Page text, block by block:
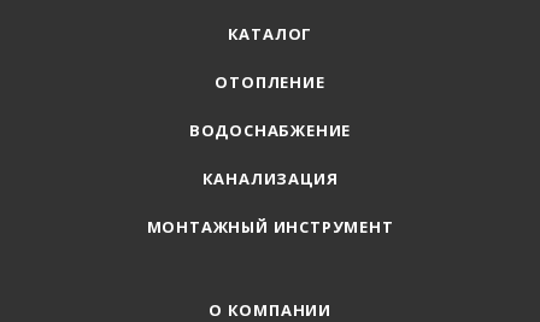
КАТАЛОГ
ОТОПЛЕНИЕ
ВОДОСНАБЖЕНИЕ
КАНАЛИЗАЦИЯ
МОНТАЖНЫЙ ИНСТРУМЕНТ
О КОМПАНИИ